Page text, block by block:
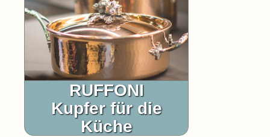
RUFFONI
Kupfer für die
Küche